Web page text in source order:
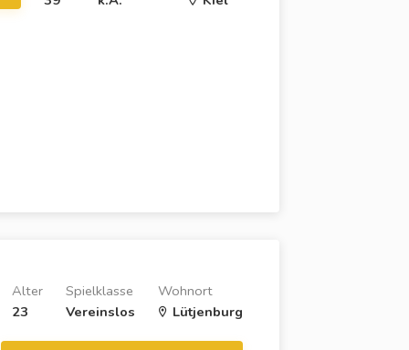
Wohnort
Lütjenburg
Spielklasse
Vereinslos
Alter
23